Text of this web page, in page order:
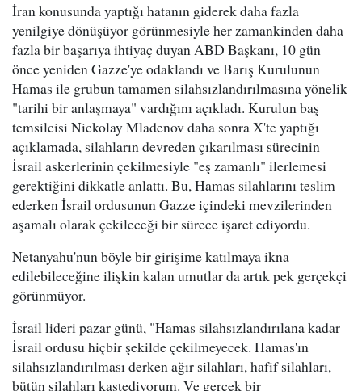
İran konusunda yaptığı hatanın giderek daha fazla
yenilgiye dönüşüyor görünmesiyle her zamankinden daha
fazla bir başarıya ihtiyaç duyan ABD Başkanı, 10 gün
önce yeniden Gazze'ye odaklandı ve Barış Kurulunun
Hamas ile grubun tamamen silahsızlandırılmasına yönelik
"tarihi bir anlaşmaya" vardığını açıkladı. Kurulun baş
temsilcisi Nickolay Mladenov daha sonra X'te yaptığı
açıklamada, silahların devreden çıkarılması sürecinin
İsrail askerlerinin çekilmesiyle "eş zamanlı" ilerlemesi
gerektiğini dikkatle anlattı. Bu, Hamas silahlarını teslim
ederken İsrail ordusunun Gazze içindeki mevzilerinden
aşamalı olarak çekileceği bir sürece işaret ediyordu.
Netanyahu'nun böyle bir girişime katılmaya ikna
edilebileceğine ilişkin kalan umutlar da artık pek gerçekçi
görünmüyor.
İsrail lideri pazar günü, "Hamas silahsızlandırılana kadar
İsrail ordusu hiçbir şekilde çekilmeyecek. Hamas'ın
silahsızlandırılması derken ağır silahları, hafif silahları,
bütün silahları kastediyorum. Ve gerçek bir